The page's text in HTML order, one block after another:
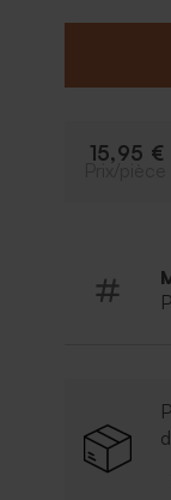
* Cette
15,95 €